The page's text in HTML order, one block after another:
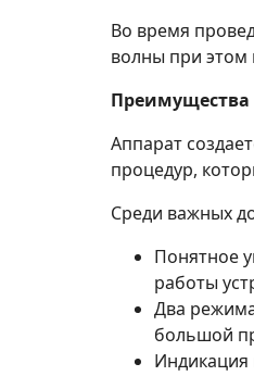
Во время
волны при этом
Преимущества
Аппарат
процедур,
Среди важных
Понятное
работы
Два
большой
Индикация